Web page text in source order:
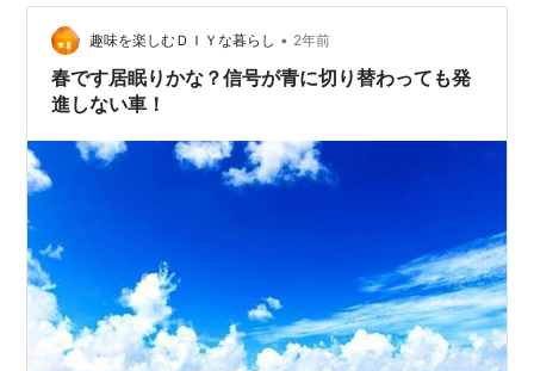
サイレン音で何故そんなに緊張したのか？ それは１昨年
の6月に車を車検に出すためにディーラーに向かっている
時、渋滞していた対向車の陰で横断…
趣味を楽しむＤＩＹな暮らし • 2年前
春です居眠りかな？信号が青に切り替わっても発
進しない車！